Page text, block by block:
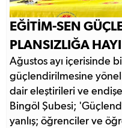
EĞİTİM-SEN
PLANSIZLIĞA
Ağustos ayı içerisinde
güçlendirilmesine
dair eleştirileri ve
Bingöl Şubesi;
yanlış; öğrenciler ve